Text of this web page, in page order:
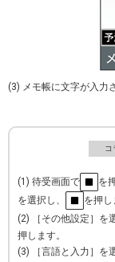
(3) メモ帳に文字が入力
(1) 待受画面で
を
を選択し、
を押し
(2) ［その他設定］を
押します。
(3) ［言語と入力］を